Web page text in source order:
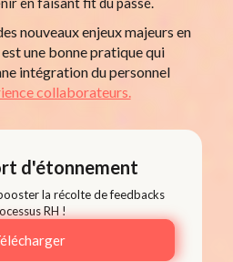
nouveaux enjeux majeurs en
une bonne pratique qui
intégration du personnel
collaborateurs.
d'étonnement
la récolte de feedbacks
RH !